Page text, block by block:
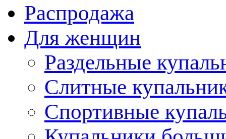
Распродажа
Для женщин
Раздельные
Слитные
Спортивные